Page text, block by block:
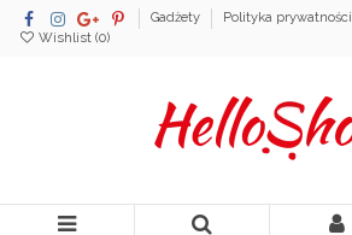
Gadżety Polityka prywatności
Wishlist (0)